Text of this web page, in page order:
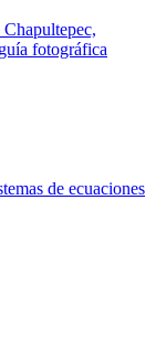
fotográfica
de ecuaciones